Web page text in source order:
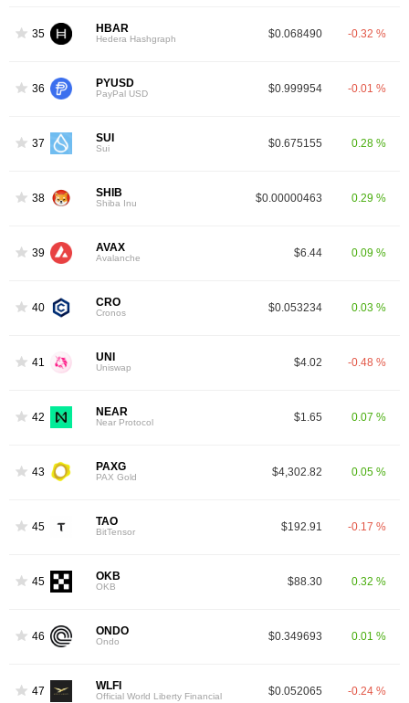
35 HBAR
Hedera Hashgraph $0.068490 -0.32 %
36 PYUSD
PayPal USD $0.999954 -0.01 %
37 SUI
Sui $0.675155 0.28 %
38 SHIB
Shiba Inu $0.00000463 0.29 %
39 AVAX
Avalanche $6.44 0.09 %
40 CRO
Cronos $0.053234 0.03 %
41 UNI
Uniswap $4.02 -0.48 %
42 NEAR
Near Protocol $1.65 0.07 %
43 PAXG
PAX Gold $4,302.82 0.05 %
45 TAO
BitTensor $192.91 -0.17 %
45 OKB
OKB $88.30 0.32 %
46 ONDO
Ondo $0.349693 0.01 %
47 WLFI
Official World Liberty Financial $0.052065 -0.24 %